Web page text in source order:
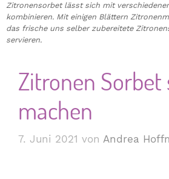
Zitronensorbet lässt sich mit
kombinieren. Mit einigen Blättern
das frische uns selber zubereitete
servieren.
Zitronen Sorbet
machen
7. Juni 2021 von Andrea